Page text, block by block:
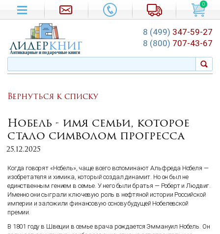
Вернуться к списку
Нобель - имя семьи, которое
стало символом прогресса
25.12.2025
Когда говорят «Нобель», чаще всего вспоминают Альфреда Нобеля —
изобретателя и химика, который создал динамит. Но он был не
единственным гением в семье. У него были братья — Роберт и Людвиг.
Именно они сыграли ключевую роль в нефтяной истории Российской
империи и заложили финансовую основу будущей Нобелевской
премии.
В 1801 году в Швеции в семье врача рождается Эммануил Нобель. Он
0
лидеркниг
Антикварные и подарочные книги
8 (499) 347-59-27
8 (800) 707-43-67